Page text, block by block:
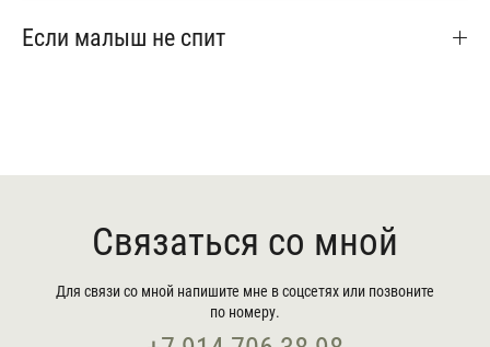
Если малыш не спит
Связаться со мной
Для связи со мной напишите мне в соцсетях или позвоните
по номеру.